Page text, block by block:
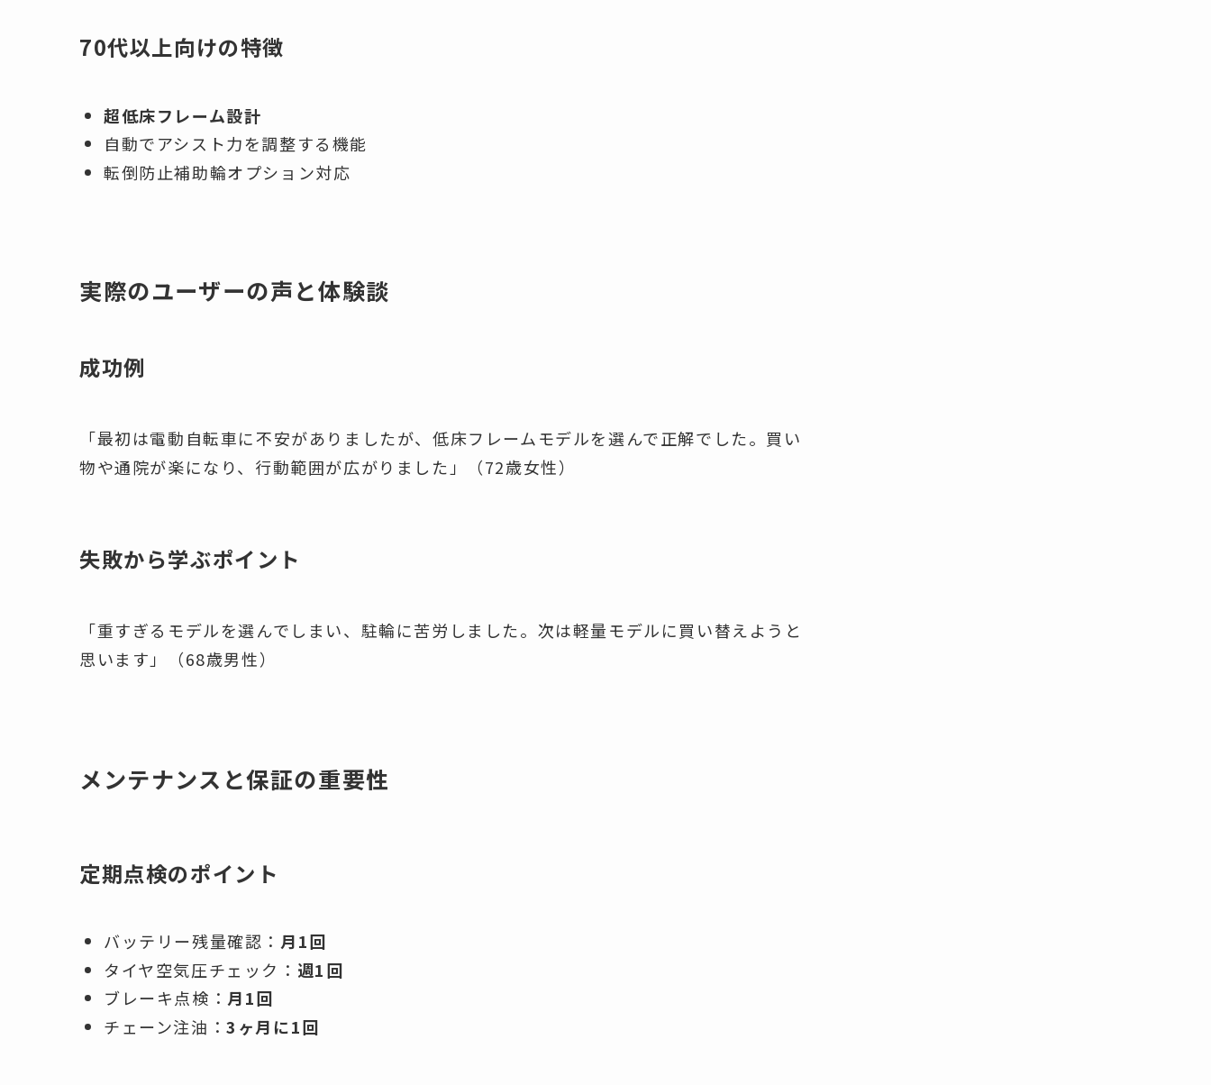
70代以上向けの特徴
超低床フレーム設計
自動でアシスト力を調整する機能
転倒防止補助輪オプション対応
実際のユーザーの声と体験談
成功例
「最初は電動自転車に不安がありましたが、低床フレームモデルを選んで正解でした。買い
物や通院が楽になり、行動範囲が広がりました」（72歳女性）
失敗から学ぶポイント
「重すぎるモデルを選んでしまい、駐輪に苦労しました。次は軽量モデルに買い替えようと
思います」（68歳男性）
メンテナンスと保証の重要性
定期点検のポイント
バッテリー残量確認： 月1回
タイヤ空気圧チェック： 週1回
ブレーキ点検：月1回
チェーン注油：3ヶ月に1回